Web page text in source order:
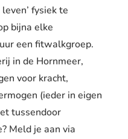
fysiek te
bijna elke
een fitwalkgroep.
in de Hornmeer,
voor kracht,
(ieder in eigen
tussendoor
Meld je aan via